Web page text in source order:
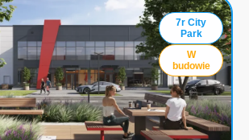
7r City
Park
W
budowie